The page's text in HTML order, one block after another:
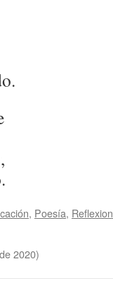
, Poesía,
2020)